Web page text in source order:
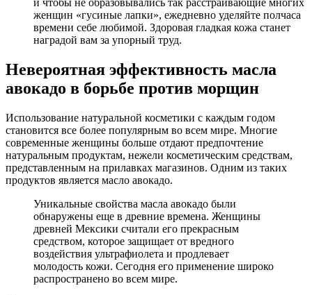
женщин «гусиные лапки», ежедневно уделяйте полчаса
времени себе любимой. Здоровая гладкая кожа станет
наградой вам за упорный труд.
Невероятная эффективность масла
авокадо в борьбе против морщин
Использование натуральной косметики с каждым годом
становится все более популярным во всем мире. Многие
современные женщины больше отдают предпочтение
натуральным продуктам, нежели косметическим средствам,
представленным на прилавках магазинов. Одним из таких
продуктов является масло авокадо.
Уникальные свойства масла авокадо были
обнаружены еще в древние времена. Женщины
древней Мексики считали его прекрасным
средством, которое защищает от вредного
воздействия ультрафиолета и продлевает
молодость кожи. Сегодня его применение широко
распространено во всем мире.